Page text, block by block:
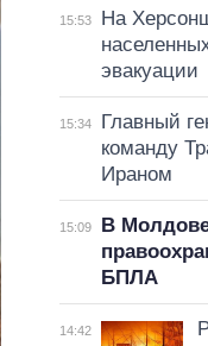
15:53
На
эвакуации
15:34
Главный
команду
Ираном
15:09
В
БПЛА
14:42